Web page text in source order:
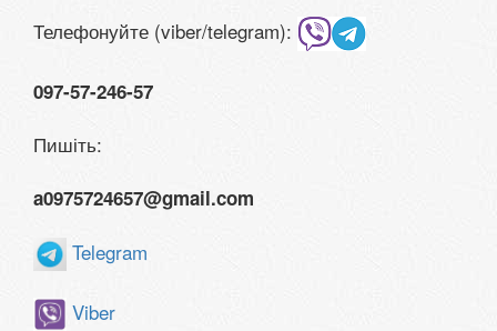
Телефонуйте (viber/telegram):
097-57-246-57
Пишіть:
a0975724657@gmail.com
Telegram
Viber